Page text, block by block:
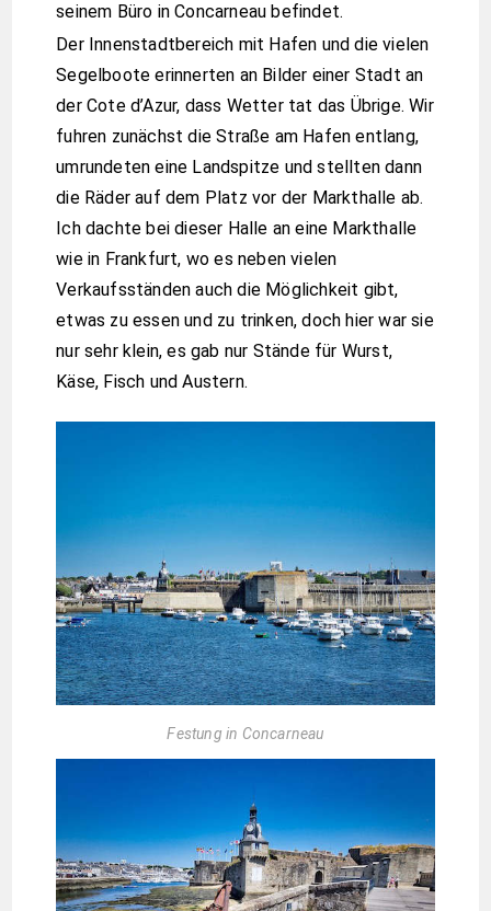
seinem Büro in Concarneau befindet.
Der Innenstadtbereich mit Hafen und die vielen
Segelboote erinnerten an Bilder einer Stadt an
der Cote d’Azur, dass Wetter tat das Übrige. Wir
fuhren zunächst die Straße am Hafen entlang,
umrundeten eine Landspitze und stellten dann
die Räder auf dem Platz vor der Markthalle ab.
Ich dachte bei dieser Halle an eine Markthalle
wie in Frankfurt, wo es neben vielen
Verkaufsständen auch die Möglichkeit gibt,
etwas zu essen und zu trinken, doch hier war sie
nur sehr klein, es gab nur Stände für Wurst,
Käse, Fisch und Austern.
Festung in Concarneau